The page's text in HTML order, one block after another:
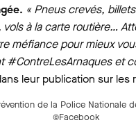
« Pneus crevés,
vols à la carte routière…
méfiance pour mieux
#ContreLesArnaques et
leur publication sur les
de la Police Nationale
©Facebook